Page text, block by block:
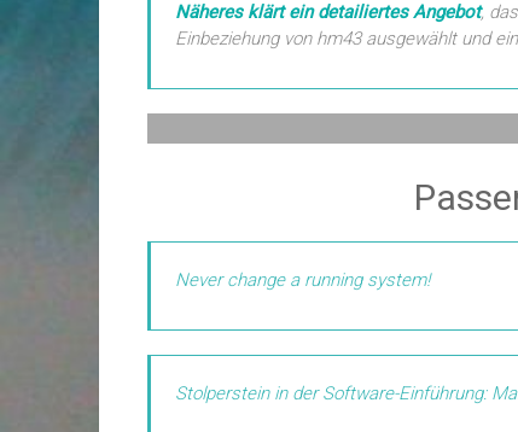
Näheres klärt ein detailiertes Angebot,
Einbeziehung von hm43 ausgewählt und
Never change a running system!
Stolperstein in der Software-Einführung: